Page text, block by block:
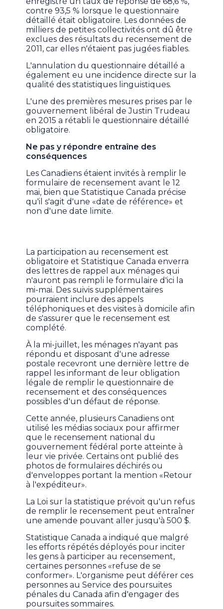
contre 93,5 % lorsque le questionnaire
détaillé était obligatoire. Les données de
milliers de petites collectivités ont dû être
exclues des résultats du recensement de
2011, car elles n'étaient pas jugées fiables.
L'annulation du questionnaire détaillé a
également eu une incidence directe sur la
qualité des statistiques linguistiques.
L'une des premières mesures prises par le
gouvernement libéral de Justin Trudeau
en 2015 a rétabli le questionnaire détaillé
obligatoire.
Ne pas y répondre entraîne des
conséquences
Les Canadiens étaient invités à remplir le
formulaire de recensement avant le 12
mai, bien que Statistique Canada précise
qu'il s'agit d'une «date de référence» et
non d'une date limite.
La participation au recensement est
obligatoire et Statistique Canada enverra
des lettres de rappel aux ménages qui
n'auront pas rempli le formulaire d'ici la
mi-mai. Des suivis supplémentaires
pourraient inclure des appels
téléphoniques et des visites à domicile afin
de s'assurer que le recensement est
complété.
À la mi-juillet, les ménages n'ayant pas
répondu et disposant d'une adresse
postale recevront une dernière lettre de
rappel les informant de leur obligation
légale de remplir le questionnaire de
recensement et des conséquences
possibles d'un défaut de réponse.
Cette année, plusieurs Canadiens ont
utilisé les médias sociaux pour affirmer
que le recensement national du
gouvernement fédéral porte atteinte à
leur vie privée. Certains ont publié des
photos de formulaires déchirés ou
d'enveloppes portant la mention «Retour
à l'expéditeur».
La Loi sur la statistique prévoit qu'un refus
de remplir le recensement peut entraîner
une amende pouvant aller jusqu'à 500 $.
Statistique Canada a indiqué que malgré
les efforts répétés déployés pour inciter
les gens à participer au recensement,
certaines personnes «refuse de se
conformer». L'organisme peut déférer ces
personnes au Service des poursuites
pénales du Canada afin d'engager des
poursuites sommaires.